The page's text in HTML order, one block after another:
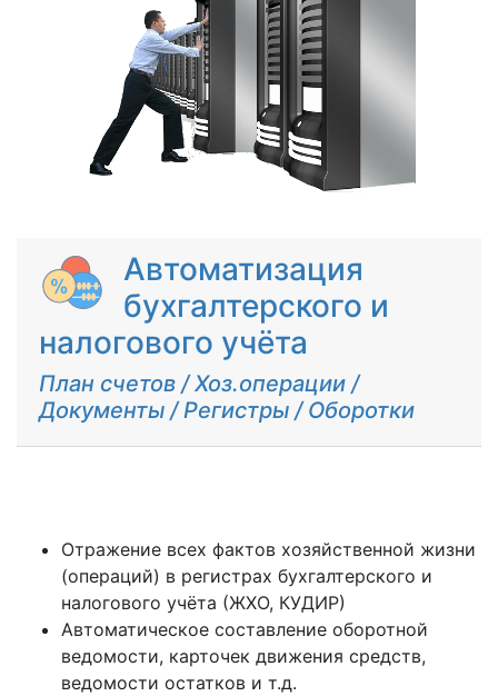
Автоматизация
бухгалтерского и
налогового учёта
План счетов / Хоз.операции /
Документы / Регистры / Оборотки
Отражение всех фактов хозяйственной жизни
(операций) в регистрах бухгалтерского и
налогового учёта (ЖХО, КУДИР)
Автоматическое составление оборотной
ведомости, карточек движения средств,
ведомости остатков и т.д.